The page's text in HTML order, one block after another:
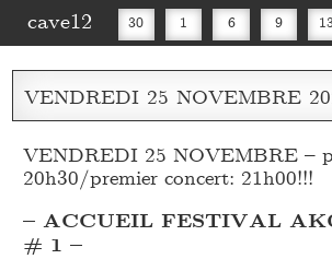
cave12 30 1 6 9
16 20 27 30
VENDREDI 25 NOVEMBRE
VENDREDI 25 NOVEMBRE –
20h30/premier concert: 21h00!!!
– ACCUEIL FESTIVAL
# 1 –